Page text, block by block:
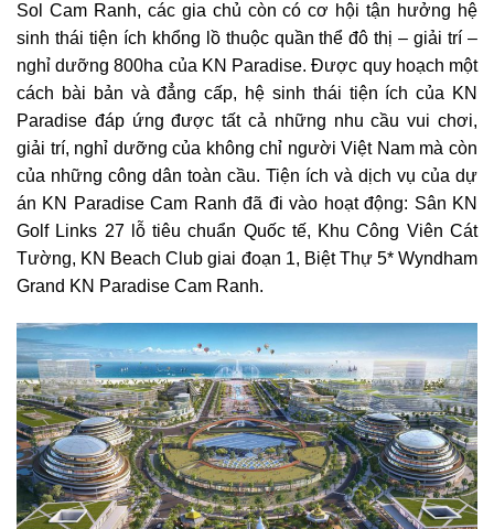
Sol Cam Ranh, các gia chủ còn có cơ hội tận hưởng hệ
sinh thái tiện ích khổng lồ thuộc quần thể đô thị – giải trí –
nghỉ dưỡng 800ha của KN Paradise. Được quy hoạch một
cách bài bản và đẳng cấp, hệ sinh thái tiện ích của KN
Paradise đáp ứng được tất cả những nhu cầu vui chơi,
giải trí, nghỉ dưỡng của không chỉ người Việt Nam mà còn
của những công dân toàn cầu. Tiện ích và dịch vụ của dự
án KN Paradise Cam Ranh đã đi vào hoạt động: Sân KN
Golf Links 27 lỗ tiêu chuẩn Quốc tế, Khu Công Viên Cát
Tường, KN Beach Club giai đoạn 1, Biệt Thự 5* Wyndham
Grand KN Paradise Cam Ranh.